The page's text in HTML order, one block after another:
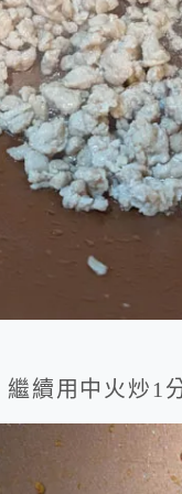
續用中火炒1